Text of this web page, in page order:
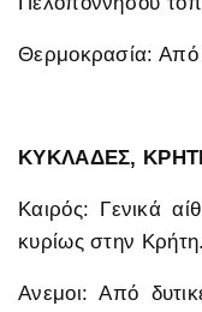
Θερμοκρασία: Από
ΚΥΚΛΑΔΕΣ,
Καιρός: Γενικά
κυρίως στην Κρήτη.
Ανεμοι: Από